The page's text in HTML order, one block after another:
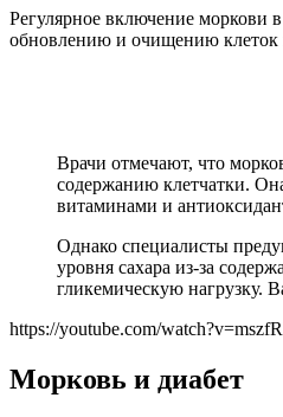
Регулярное включение моркови
обновлению и очищению клеток
Врачи отмечают, что
содержанию клетчатки.
витаминами и
Однако специалисты
уровня сахара из-за
гликемическую нагрузку.
https://youtube.com/
Морковь и диабет